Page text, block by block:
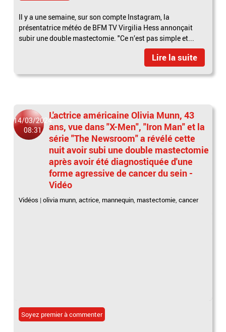
Il y a une semaine, sur son compte Instagram, la
présentatrice météo de BFM TV Virgilia Hess annonçait
subir une double mastectomie. "Ce n’est pas simple et...
Lire la suite
14/03/2024
08:31
L'actrice américaine Olivia Munn, 43
ans, vue dans "X-Men", "Iron Man" et la
série "The Newsroom" a révélé cette
nuit avoir subi une double mastectomie
après avoir été diagnostiquée d'une
forme agressive de cancer du sein -
Vidéo
Vidéos |olivia munn,actrice, mannequin, mastectomie,cancer
Soyez premier à commenter